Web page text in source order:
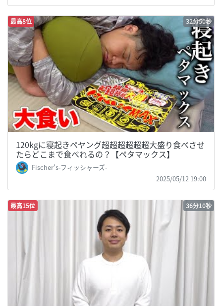
最高8位 32分50秒
120kgに寝起きペヤング超超超超超超大盛り食べさせ
たらどこまで食べれるの？【ペタマックス】
Fischer's-フィッシャーズ-
2025/05/12 19:00
最高15位 36分10秒